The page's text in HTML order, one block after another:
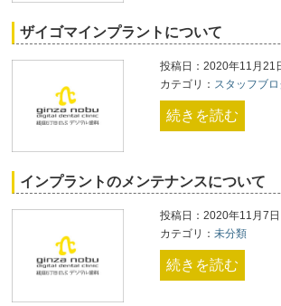
ザイゴマインプラントについて
投稿日：2020年11月21
カテゴリ： スタッフブ
続きを読む
インプラントのメンテナンスについて
投稿日：2020年11月7日
カテゴリ： 未分類
続きを読む